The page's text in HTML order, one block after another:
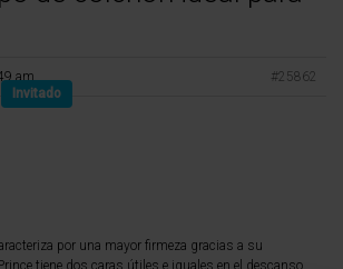
am
#25862
Invitado
por una mayor firmeza gracias a su
tiene dos caras útiles e iguales en el descanso.